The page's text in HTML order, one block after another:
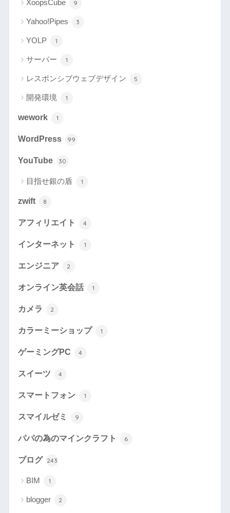
XoopsCube 9
Yahoo!Pipes 3
YOLP 1
サーバー 1
レスポンシブウェブデザイン 5
開発環境 1
wework 1
WordPress 99
YouTube 30
目指せ銀の盾 1
zwift 8
アフィリエイト 4
インターネット 1
エンジニア 2
オンライン英会話 1
カメラ 2
カラーミーショップ 1
ゲーミングPC 4
スイーツ 4
スマートフォン 1
スマイルゼミ 9
パパの為のマインクラフト 6
ブログ 243
BIM 1
blogger 2